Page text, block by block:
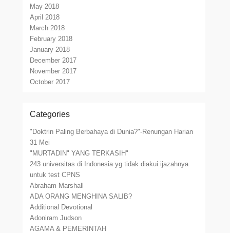
May 2018
April 2018
March 2018
February 2018
January 2018
December 2017
November 2017
October 2017
Categories
"Doktrin Paling Berbahaya di Dunia?"-Renungan Harian
31 Mei
"MURTADIN" YANG TERKASIH"
243 universitas di Indonesia yg tidak diakui ijazahnya
untuk test CPNS
Abraham Marshall
ADA ORANG MENGHINA SALIB?
Additional Devotional
Adoniram Judson
AGAMA & PEMERINTAH